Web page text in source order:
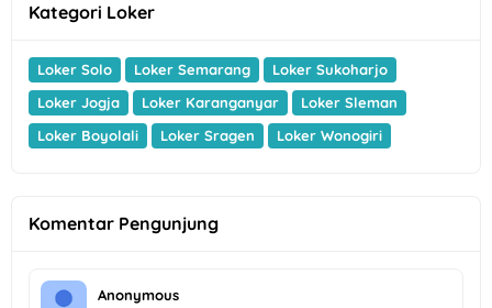
Kategori Loker
Loker Solo Loker Semarang
Loker Sukoharjo
Loker Jogja
Loker Karanganyar
Loker Sleman
Loker Boyolali
Loker Sragen Loker Wonogiri
Komentar Pengunjung
Anonymous